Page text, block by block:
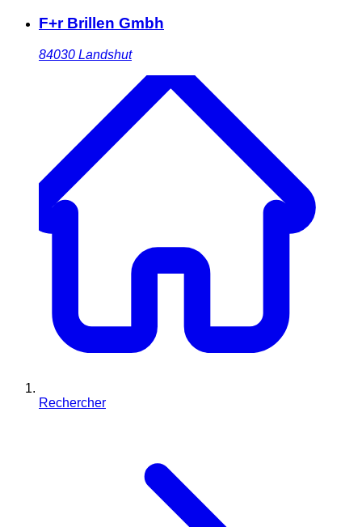
F+r Brillen Gmbh
84030 Landshut
Rechercher